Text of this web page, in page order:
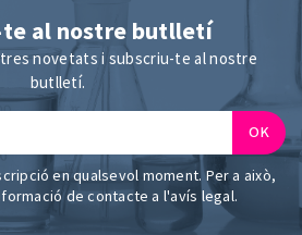
te al nostre butlletí
novetats i subscriu-te al nostre
butlletí.
en qualsevol moment. Per a això,
de contacte a l'avís legal.